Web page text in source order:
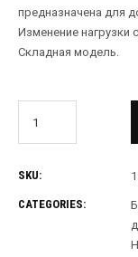
предназначена для
Изменение нагрузки
Складная модель.
SKU:
CATEGORIES: